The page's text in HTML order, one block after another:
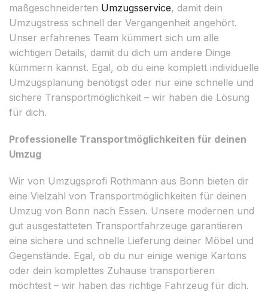
maßgeschneiderten Umzugsservice, damit dein
Umzugstress schnell der Vergangenheit angehört.
Unser erfahrenes Team kümmert sich um alle
wichtigen Details, damit du dich um andere Dinge
kümmern kannst. Egal, ob du eine komplett individuelle
Umzugsplanung benötigst oder nur eine schnelle und
sichere Transportmöglichkeit – wir haben die Lösung
für dich.
Professionelle Transportmöglichkeiten für deinen
Umzug
Wir von Umzugsprofi Rothmann aus Bonn bieten dir
eine Vielzahl von Transportmöglichkeiten für deinen
Umzug von Bonn nach Essen. Unsere modernen und
gut ausgestatteten Transportfahrzeuge garantieren
eine sichere und schnelle Lieferung deiner Möbel und
Gegenstände. Egal, ob du nur einige wenige Kartons
oder dein komplettes Zuhause transportieren
möchtest – wir haben das richtige Fahrzeug für dich.